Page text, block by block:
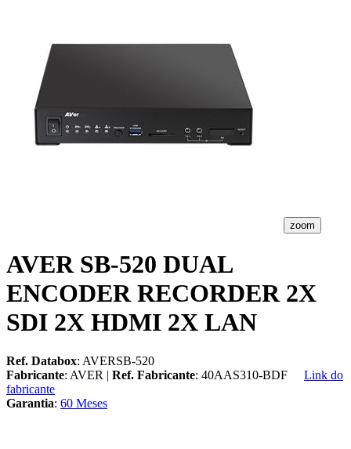
zoom
AVER SB-520 DUAL
ENCODER RECORDER 2X
SDI 2X HDMI 2X LAN
Ref. Databox: AVERSB-520
Fabricante: AVER | Ref. Fabricante: 40AAS310-BDF
Link do
fabricante
Garantia: 60 Meses